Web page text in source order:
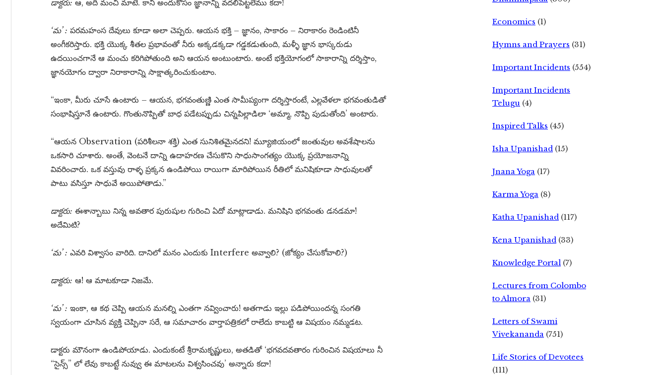
డాక్టరు: ఆ, అది మంచి మాటే. కాని అందుకోసం జ్ఞానాన్ని వదలిపెట్టలేము కదా!
‘మ’ : పరమహంస దేవులు కూడా అలా చెప్పరు. ఆయన భక్తి – జ్ఞానం, సాకారం – నిరాకారం రెండింటినీ
అంగీకరిస్తారు. భక్తి యొక్క శీతల ప్రభావంతో నీరు అక్కడక్కడా గడ్డకడుతుంది, మళ్ళీ జ్ఞాన భాస్కరుడు
ఉదయించగానే ఆ మంచు కరిగిపోతుంది అని ఆయన అంటుంటారు. అంటే భక్తియోగంలో సాకారాన్ని దర్శిస్తాం,
జ్ఞానయోగం ద్వారా నిరాకారాన్ని సాక్షాత్కరించుకుంటాం.
“ఇంకా, మీరు చూసే ఉంటారు – ఆయన, భగవంతుణ్ణి ఎంత సామీప్యంగా దర్శిస్తారంటే, ఎల్లవేళలా భగవంతుడితో
సంభాషిస్తూనే ఉంటారు. గొంతునొప్పితో బాధ పడేటప్పుడు చిన్నపిల్లాడిలా ‘అమ్మా, నొప్పి పుడుతోంది’ అంటారు.
“ఆయన Observation (పరిశీలనా శక్తి) ఎంత సునిశితమైనదని! మ్యూజియంలో జంతువుల అవశేషాలను
ఒకసారి చూశారు. అంతే, వెంటనే దాన్ని ఉదాహరణ చేసుకొని సాధుసాంగత్యం యొక్క ప్రయోజనాన్ని
వివరించారు. ఒక వస్తువు రాళ్ళ ప్రక్కన ఉండిపోయి రాయిగా మారిపోయిన రీతిలో మనిషికూడా సాధువులతో
పాటు వసిస్తూ సాధువే అయిపోతాడు.”
డాక్టరు: ఈశాన్బాబు నిన్న అవతార పురుషుల గురించి ఏదో మాట్లాడాడు. మనిషిని భగవంతు డనడమా!
అదేమిటి?
‘మ’ : ఎవరి విశ్వాసం వారిది. దానిలో మనం ఎందుకు Interfere అవ్వాలి? (జోక్యం చేసుకోవాలి?)
డాక్టరు: ఆ! ఆ మాటకూడా నిజమే.
‘మ’ : ఇంకా, ఆ కథ చెప్పి ఆయన మనల్ని ఎంతగా నవ్వించారు! అతగాడు ఇల్లు పడిపోయిందన్న సంగతి
స్వయంగా చూసిన వ్యక్తి చెప్పినా సరే, ఆ సమాచారం వార్తాపత్రికలో రాలేదు కాబట్టి ఆ విషయం నమ్మడట.
డాక్టరు మౌనంగా ఉండిపోయాడు. ఎందుకంటే శ్రీరామకృష్ణులు, అతడితో ‘భగవదవతారం గురించిన విషయాలు నీ
“సైన్స్” లో లేవు కాబట్టే నువ్వు ఈ మాటలను విశ్వసించవు’ అన్నారు కదా!
Economics (1)
Hymns and Prayers (31)
Important Incidents (554)
Important Incidents
Telugu (4)
Inspired Talks (45)
Isha Upanishad (15)
Jnana Yoga (17)
Karma Yoga (8)
Katha Upanishad (117)
Kena Upanishad (33)
Knowledge Portal (7)
Lectures from Colombo
to Almora (31)
Letters of Swami
Vivekananda (751)
Life Stories of Devotees
(111)